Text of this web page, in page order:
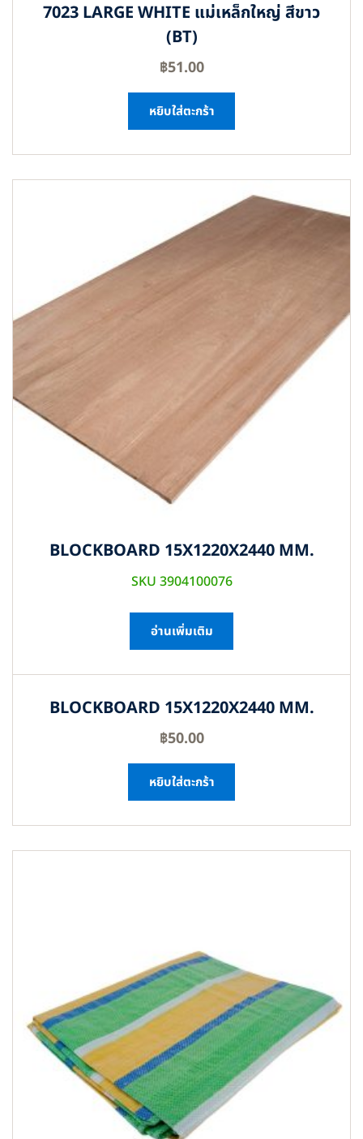
7023 LARGE WHITE แม่เหล็กใหญ่ สีขาว
(BT)
฿51.00
หยิบใส่ตะกร้า
BLOCKBOARD 15X1220X2440 MM.
SKU 3904100076
อ่านเพิ่มเติม
BLOCKBOARD 15X1220X2440 MM.
฿50.00
หยิบใส่ตะกร้า